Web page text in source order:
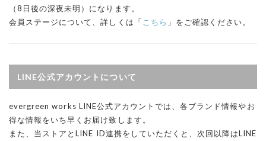
（8日後の深夜未明）になります。
会員ステージについて、詳しくは「 こちら 」をご確認ください。
LINE公式アカウントについて
evergreen works LINE公式アカウントでは、各ブランド情報やお
得な情報をいち早くお届け致します。
また、当ストアとLINE ID連携をしていただくと、次回以降はLINE